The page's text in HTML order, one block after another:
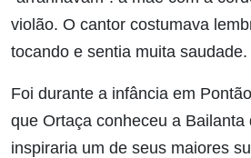
violão. O cantor costumava
tocando e sentia muita saudade.
Foi durante a infância em
que Ortaça conheceu a Bailanta
inspiraria um de seus maiores